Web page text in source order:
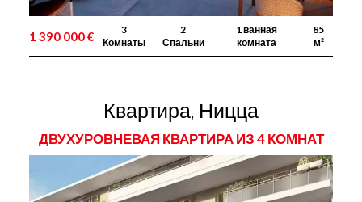
1 390 000 €
3
Комнаты
2
Спальни
1 ванная
комната
85
м²
Квартира, Ницца
ДВУХУРОВНЕВАЯ КВАРТИРА ИЗ 4 КОМНАТ